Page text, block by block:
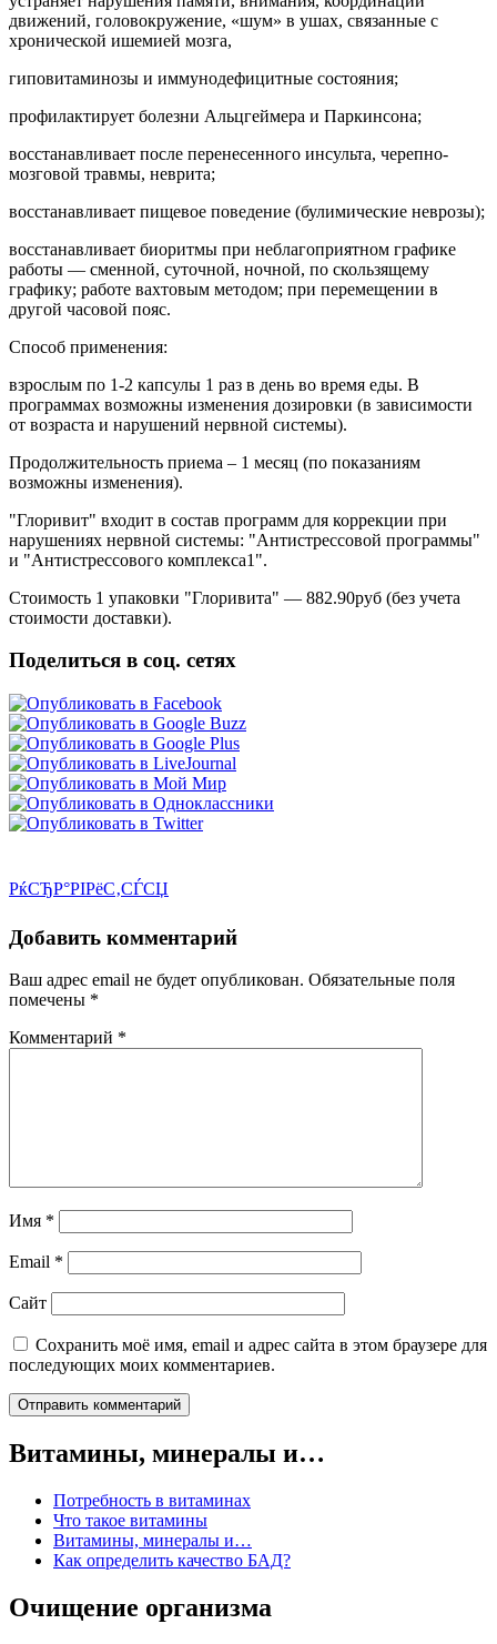
движений, головокружение, «шум» в ушах, связанные с
хронической ишемией мозга,
гиповитаминозы и иммунодефицитные состояния;
профилактирует болезни Альцгеймера и Паркинсона;
восстанавливает после перенесенного инсульта, черепно-
мозговой травмы, неврита;
восстанавливает пищевое поведение (булимические неврозы);
восстанавливает биоритмы при неблагоприятном графике
работы — сменной, суточной, ночной, по скользящему
графику; работе вахтовым методом; при перемещении в
другой часовой пояс.
Способ применения:
взрослым по 1-2 капсулы 1 раз в день во время еды. В
программах возможны изменения дозировки (в зависимости
от возраста и нарушений нервной системы).
Продолжительность приема – 1 месяц (по показаниям
возможны изменения).
"Глоривит" входит в состав программ для коррекции при
нарушениях нервной системы: "Антистрессовой программы"
и "Антистрессового комплекса1".
Стоимость 1 упаковки "Глоривита" — 882.90руб (без учета
стоимости доставки).
Поделиться в соц. сетях
РќСЂР°РІРёС‚СЃСЏ
Добавить комментарий
Ваш адрес email не будет опубликован. Обязательные поля
помечены *
Комментарий *
Имя *
Email *
Сайт
Сохранить моё имя, email и адрес сайта в этом браузере для
последующих моих комментариев.
Витамины, минералы и…
Потребность в витаминах
Что такое витамины
Витамины, минералы и…
Как определить качество БАД?
Очищение организма